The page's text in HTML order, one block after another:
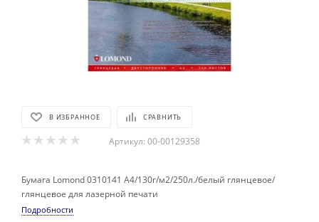
В ИЗБРАННОЕ СРАВНИТЬ
Артикул: 00-00129358
Бумага Lomond 0310141 A4/130г/м2/250л./белый глянцевое/
глянцевое для лазерной печати
Подробности